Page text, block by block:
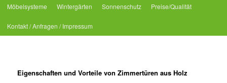
Möbelsysteme Wintergärten Sonnenschutz Preise/Qualität
Kontakt / Anfragen / Impressum
Eigenschaften und Vorteile von Zimmertüren aus Holz